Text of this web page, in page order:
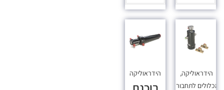
הידראוליקה,
מכלולים לתחבורה
הידראוליקה